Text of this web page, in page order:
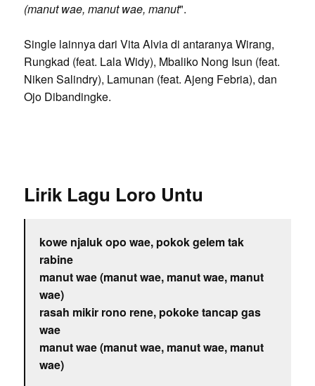
(manut wae, manut wae, manut".
Single lainnya dari Vita Alvia di antaranya Wirang,
Rungkad (feat. Lala Widy), Mbaliko Nong Isun (feat.
Niken Salindry), Lamunan (feat. Ajeng Febria), dan
Ojo Dibandingke.
Lirik Lagu Loro Untu
kowe njaluk opo wae, pokok gelem tak
rabine
manut wae (manut wae, manut wae, manut
wae)
rasah mikir rono rene, pokoke tancap gas
wae
manut wae (manut wae, manut wae, manut
wae)